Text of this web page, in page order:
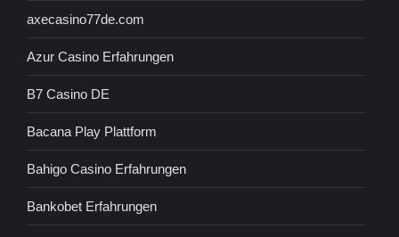
axecasino77de.com
Azur Casino Erfahrungen
B7 Casino DE
Bacana Play Plattform
Bahigo Casino Erfahrungen
Bankobet Erfahrungen